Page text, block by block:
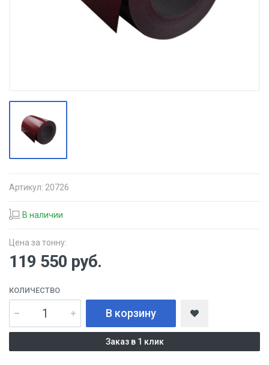
Артикул: 20726
В наличии
Цена за тонну:
119 550 руб.
КОЛИЧЕСТВО
В корзину
Заказ в 1 клик